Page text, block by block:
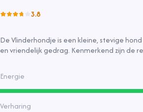
3.8
De Vlinderhondje is een kleine, stevige
en vriendelijk gedrag. Kenmerkend zijn de
Energie
Verharing